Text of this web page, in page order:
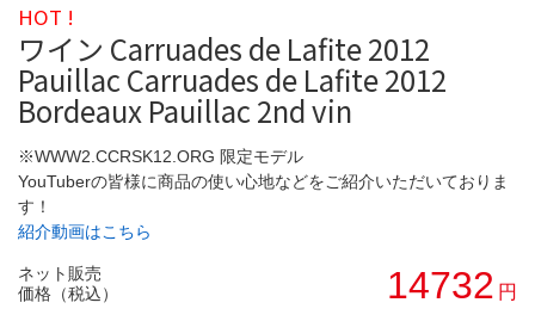
HOT !
ワイン Carruades de Lafite 2012
Pauillac Carruades de Lafite 2012
Bordeaux Pauillac 2nd vin
※WWW2.CCRSK12.ORG 限定モデル
YouTuberの皆様に商品の使い心地などをご紹介いただいておりま
す！
紹介動画はこちら
ネット販売
価格（税込）
14732 円